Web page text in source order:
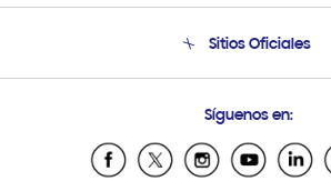
Condiciones de Compra
Soporte vía eMail
Sitios Oficiales
Samsung Ecuador
Samsung El Salvador
Síguenos en: